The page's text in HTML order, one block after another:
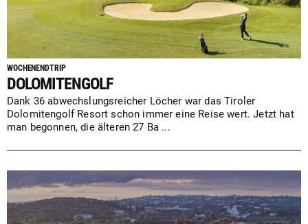
WOCHENENDTRIP
DOLOMITENGOLF
Dank 36 abwechslungsreicher Löcher war das Tiroler
Dolomitengolf Resort schon immer eine Reise wert. Jetzt hat
man begonnen, die älteren 27 Ba ...